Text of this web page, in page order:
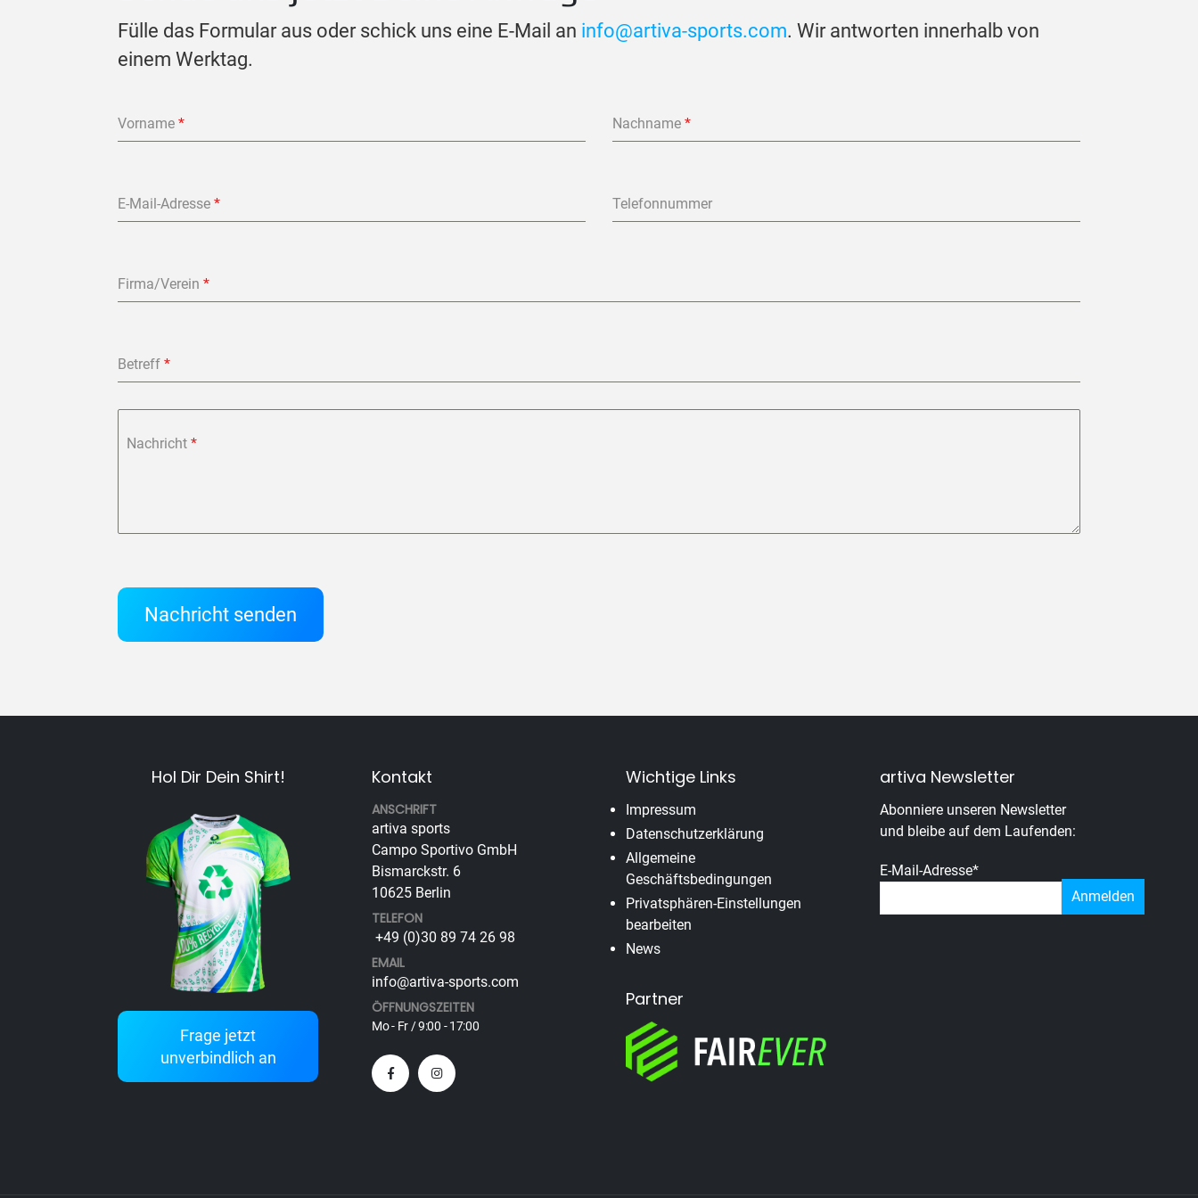
Fülle das Formular aus oder schick uns eine E-Mail an info@artiva-sports.com. Wir antworten innerhalb von
einem Werktag.
Vorname * Nachname *
E-Mail-Adresse * Telefonnummer
Firma/Verein *
Betreff *
Nachricht *
Nachricht senden
Hol Dir Dein Shirt!
Frage jetzt
unverbindlich an
Kontakt
ANSCHRIFT
artiva sports
Campo Sportivo GmbH
Bismarckstr. 6
10625 Berlin
TELEFON
+49 (0)30 89 74 26 98
EMAIL
info@artiva-sports.com
ÖFFNUNGSZEITEN
Mo - Fr / 9:00 - 17:00
Wichtige Links
Impressum
Datenschutzerklärung
Allgemeine
Geschäftsbedingungen
Privatsphären-Einstellungen
bearbeiten
News
Partner
artiva Newsletter
Abonniere unseren Newsletter
und bleibe auf dem Laufenden:
E-Mail-Adresse*